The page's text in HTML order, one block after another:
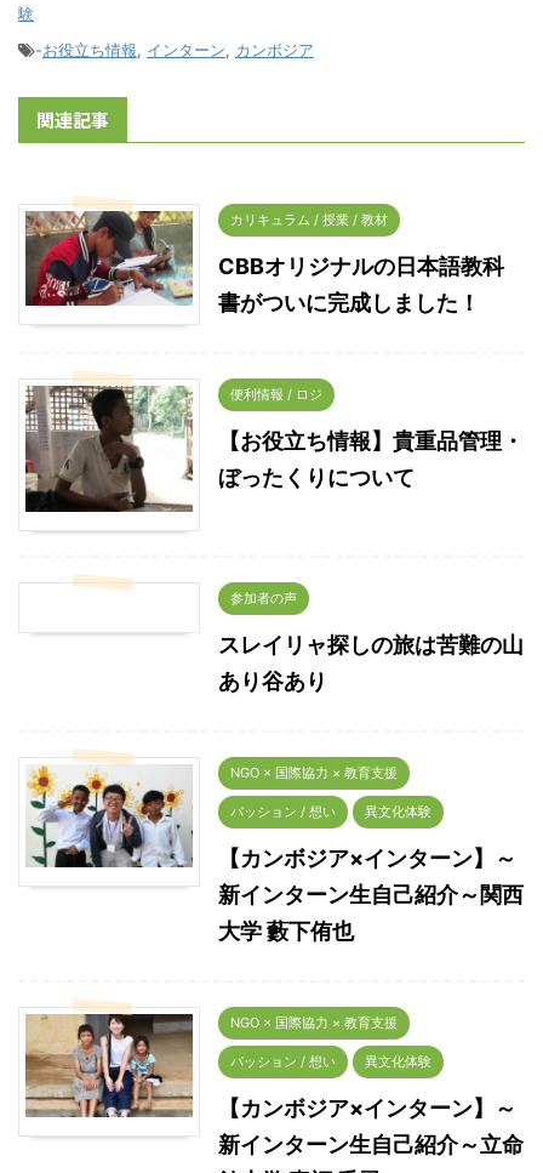
験
-お役立ち情報, インターン, カンボジア
関連記事
カリキュラム / 授業 / 教材
CBBオリジナルの日本語教科
書がついに完成しました！
便利情報 / ロジ
【お役立ち情報】貴重品管理・
ぼったくりについて
参加者の声
スレイリャ探しの旅は苦難の山
あり谷あり
NGO × 国際協力 × 教育支援
パッション / 想い 異文化体験
【カンボジア×インターン】～
新インターン生自己紹介～関西
大学 藪下侑也
NGO × 国際協力 × 教育支援
パッション / 想い 異文化体験
【カンボジア×インターン】～
新インターン生自己紹介～立命